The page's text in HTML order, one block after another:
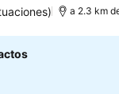
a 2.3 km